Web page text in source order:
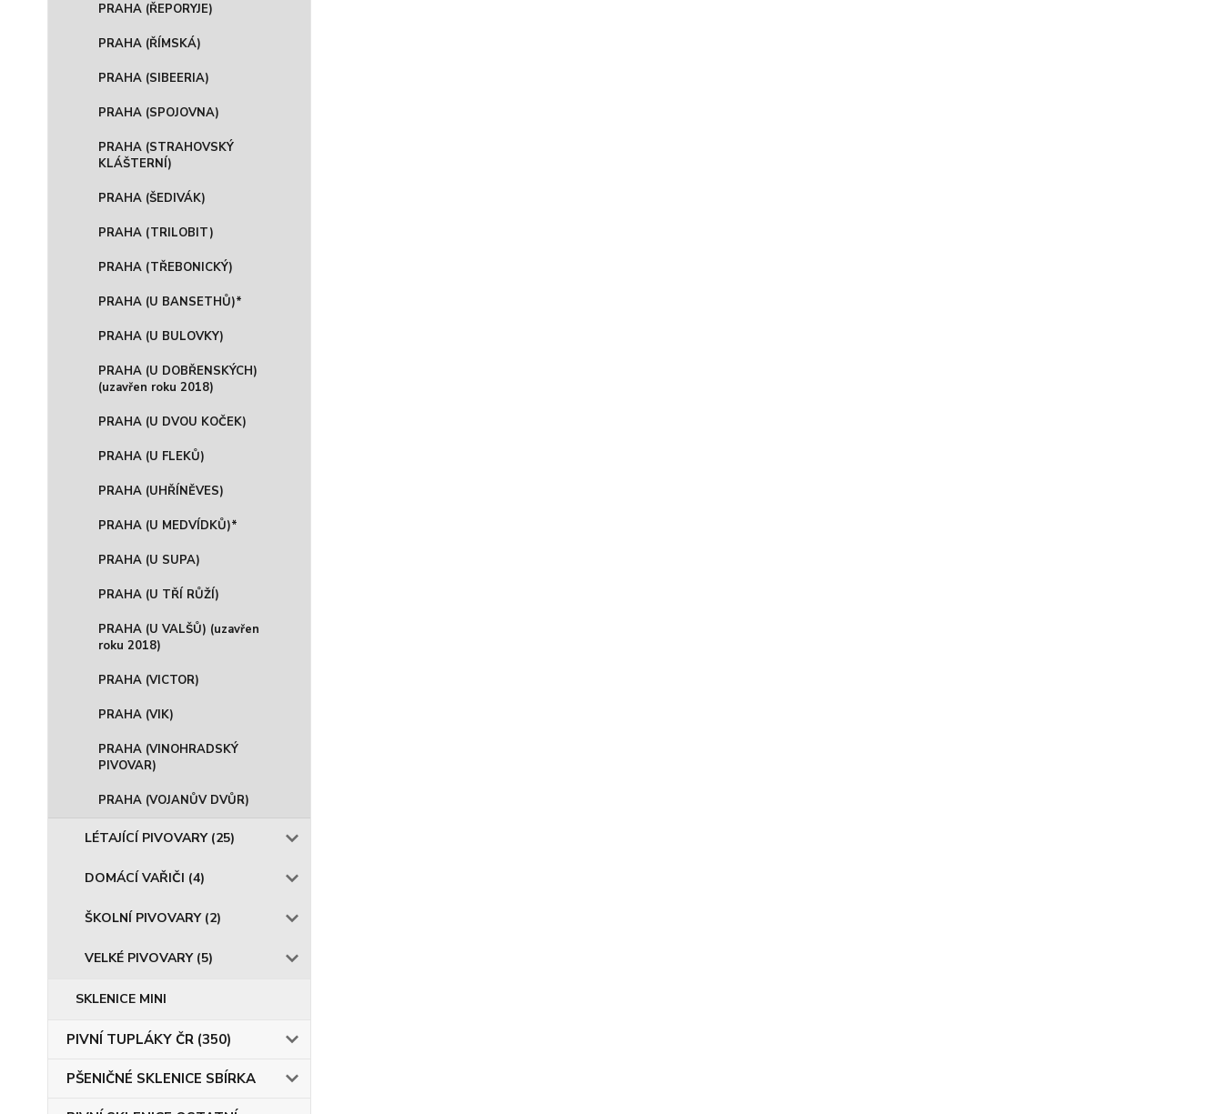
PRAHA (ŘEPORYJE)
PRAHA (ŘÍMSKÁ)
PRAHA (SIBEERIA)
PRAHA (SPOJOVNA)
PRAHA (STRAHOVSKÝ
KLÁŠTERNÍ)
PRAHA (ŠEDIVÁK)
PRAHA (TRILOBIT)
PRAHA (TŘEBONICKÝ)
PRAHA (U BANSETHŮ)*
PRAHA (U BULOVKY)
PRAHA (U DOBŘENSKÝCH)
(uzavřen roku 2018)
PRAHA (U DVOU KOČEK)
PRAHA (U FLEKŮ)
PRAHA (UHŘÍNĚVES)
PRAHA (U MEDVÍDKŮ)*
PRAHA (U SUPA)
PRAHA (U TŘÍ RŮŽÍ)
PRAHA (U VALŠŮ) (uzavřen
roku 2018)
PRAHA (VICTOR)
PRAHA (VIK)
PRAHA (VINOHRADSKÝ
PIVOVAR)
PRAHA (VOJANŮV DVŮR)
LÉTAJÍCÍ PIVOVARY (25)
DOMÁCÍ VAŘIČI (4)
ŠKOLNÍ PIVOVARY (2)
VELKÉ PIVOVARY (5)
SKLENICE MINI
PIVNÍ TUPLÁKY ČR (350)
PŠENIČNÉ SKLENICE SBÍRKA